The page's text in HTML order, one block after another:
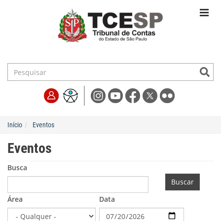
Início Eventos
Eventos
Busca
Área Data
Buscar